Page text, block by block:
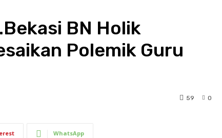
BN Holik
Polemik Guru
0
59
WhatsApp